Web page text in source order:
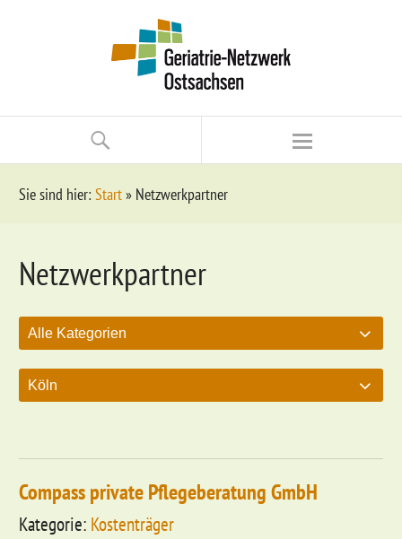
Sie sind hier: Start» Netzwerkpartner
Netzwerkpartner
Compass private Pflegeberatung GmbH
Kostenträger